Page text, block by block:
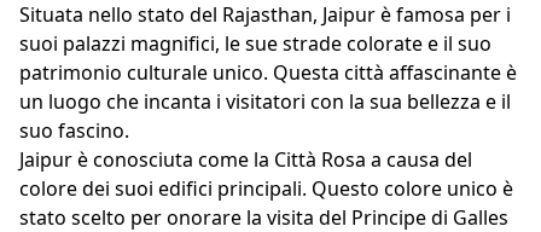
Situata nello stato del Rajasthan, Jaipur è famosa per i
suoi palazzi magnifici, le sue strade colorate e il suo
patrimonio culturale unico. Questa città affascinante è
un luogo che incanta i visitatori con la sua bellezza e il
suo fascino.
Jaipur è conosciuta come la Città Rosa a causa del
colore dei suoi edifici principali. Questo colore unico è
stato scelto per onorare la visita del Principe di Galles